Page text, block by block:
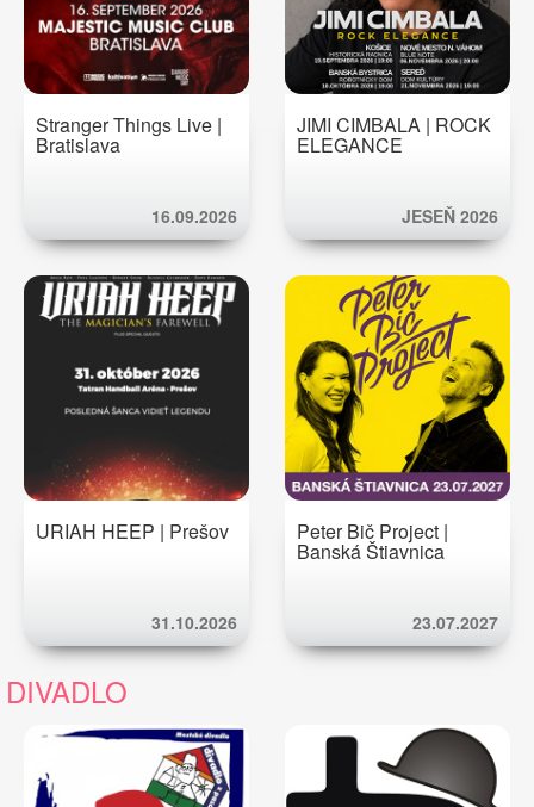
Stranger Things Live |
Bratislava
16.09.2026
JIMI CIMBALA | ROCK
ELEGANCE
JESEŇ 2026
URIAH HEEP | Prešov
31.10.2026
Peter Bič Project |
Banská Štiavnica
23.07.2027
DIVADLO